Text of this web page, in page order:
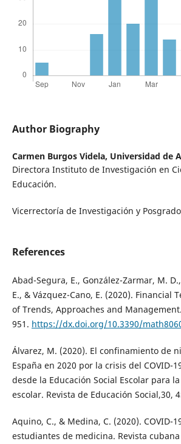
Author Biography
Carmen Burgos Videla, Universidad de
Directora Instituto de Investigación en
Educación.
Vicerrectoría de Investigación y
References
Abad-Segura, E., González-Zarmar, M.
E., & Vázquez-Cano, E. (2020). Financial
of Trends, Approaches and
951. https://dx.doi.org/10.3390/
Álvarez, M. (2020). El confinamiento de
España en 2020 por la crisis del COVID-
desde la Educación Social Escolar para
escolar. Revista de Educación Social,30,
Aquino, C., & Medina, C. (2020). COVID-
estudiantes de medicina. Revista